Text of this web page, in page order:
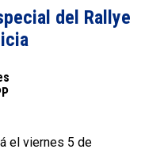
del Rallye
el viernes 5 de